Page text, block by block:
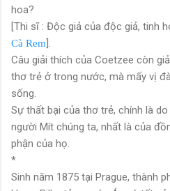
hoa?
[Thi sĩ : Độc giả của độc giả, tinh
Cà Rem].
Câu giải thích của Coetzee còn
thơ trẻ ở trong nước, mà mấy vị
sống.
Sự thất bại của thơ trẻ, chính là
người Mít chúng ta, nhất là của
phận của họ.
*
Sinh năm 1875 tại Prague, thành